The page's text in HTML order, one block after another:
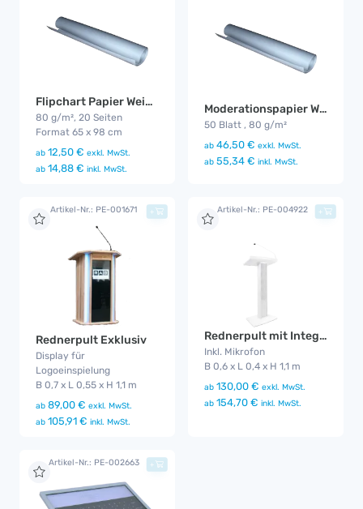
Flipchart Papier Weiß Banco 20 Seiten
80 g/m², 20 Seiten
Format 65 x 98 cm
ab 12,50 € exkl. MwSt.
ab 14,88 € inkl. MwSt.
Moderationspapier Weiß, 110 x 140 cm
50 Blatt , 80 g/m²
ab 46,50 € exkl. MwSt.
ab 55,34 € inkl. MwSt.
Artikel-Nr.: PE-001671
Rednerpult Exklusiv
Display für
Logoeinspielung
B 0,7 x L 0,55 x H 1,1 m
ab 89,00 € exkl. MwSt.
ab 105,91 € inkl. MwSt.
+ Artikel-Nr.: PE-004922
Rednerpult mit Integriertem Lautsprecher
Inkl. Mikrofon
B 0,6 x L 0,4 x H 1,1 m
ab 130,00 € exkl. MwSt.
ab 154,70 € inkl. MwSt.
+
Artikel-Nr.: PE-002663 +